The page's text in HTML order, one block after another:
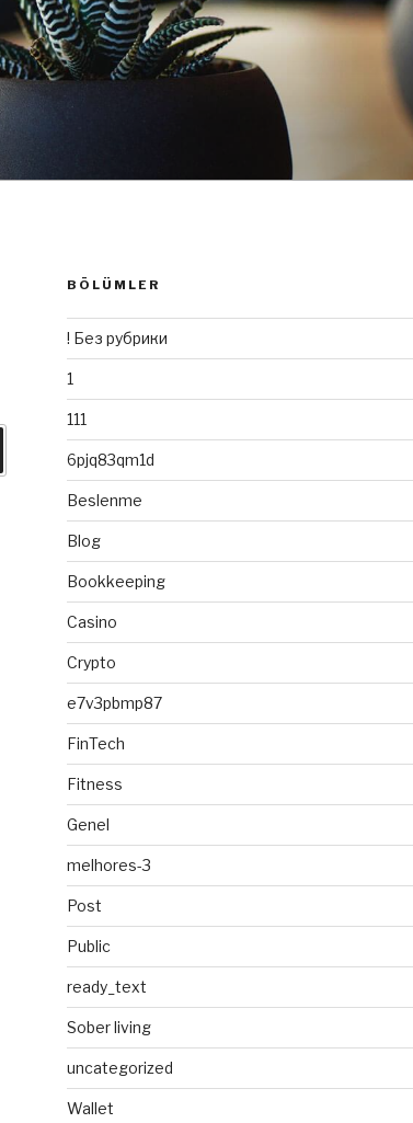
BÖLÜMLER
! Без рубрики
1
111
6pjq83qm1d
Beslenme
Blog
Bookkeeping
Casino
Crypto
e7v3pbmp87
FinTech
Fitness
Genel
melhores-3
Post
Public
ready_text
Sober living
uncategorized
Wallet